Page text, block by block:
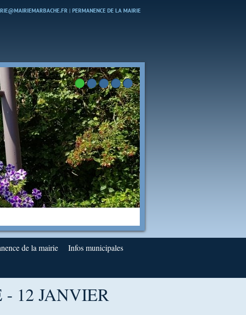
| PERMANENCE DE LA MAIRIE
de la mairie
Infos municipales
12 JANVIER